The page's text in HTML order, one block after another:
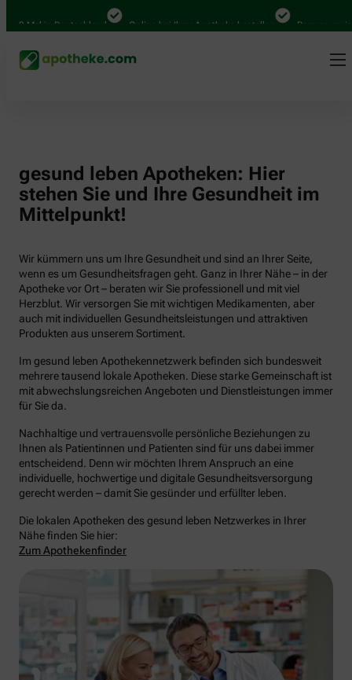
Mal in Deutschland Online bei Ihrer Apotheke bestellen Bequem
gesund leben Apotheken: Hier
stehen Sie und Ihre Gesundheit im
Mittelpunkt!
Wir kümmern uns um Ihre Gesundheit und sind an Ihrer Seite,
wenn es um Gesundheitsfragen geht. Ganz in Ihrer Nähe – in der
Apotheke vor Ort – beraten wir Sie professionell und mit viel
Herzblut. Wir versorgen Sie mit wichtigen Medikamenten, aber
auch mit individuellen Gesundheitsleistungen und attraktiven
Produkten aus unserem Sortiment.
Im gesund leben Apothekennetzwerk befinden sich bundesweit
mehrere tausend lokale Apotheken. Diese starke Gemeinschaft ist
mit abwechslungsreichen Angeboten und Dienstleistungen immer
für Sie da.
Nachhaltige und vertrauensvolle persönliche Beziehungen zu
Ihnen als Patientinnen und Patienten sind für uns dabei immer
entscheidend. Denn wir möchten Ihrem Anspruch an eine
individuelle, hochwertige und digitale Gesundheitsversorgung
gerecht werden – damit Sie gesünder und erfüllter leben.
Die lokalen Apotheken des gesund leben Netzwerkes in Ihrer
Nähe finden Sie hier:
Zum Apothekenfinder